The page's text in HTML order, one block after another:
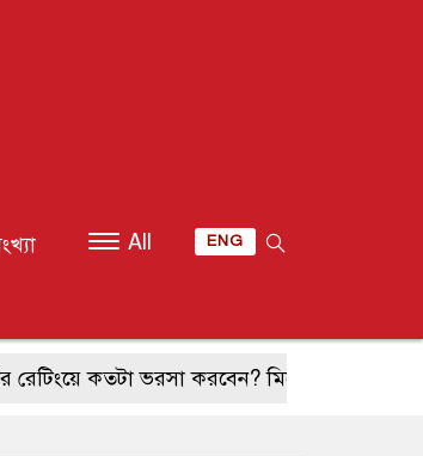
All ENG
কতটা ভরসা করবেন? মিশেলিন ও ‘৫০ বেস্ট’